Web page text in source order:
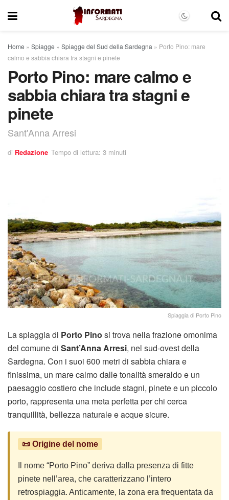
Home » Spiagge » Spiagge del Sud della Sardegna » Porto Pino: mare
calmo e sabbia chiara tra stagni e pinete
Porto Pino: mare calmo e
sabbia chiara tra stagni e
pinete
Sant'Anna Arresi
di Redazione Tempo di lettura: 3 minuti
Spiaggia di Porto Pino
La spiaggia di Porto Pino si trova nella frazione omonima
del comune di Sant’Anna Arresi, nel sud-ovest della
Sardegna. Con i suoi 600 metri di sabbia chiara e
finissima, un mare calmo dalle tonalità smeraldo e un
paesaggio costiero che include stagni, pinete e un piccolo
porto, rappresenta una meta perfetta per chi cerca
tranquillità, bellezza naturale e acque sicure.
📜 Origine del nome
Il nome “Porto Pino” deriva dalla presenza di fitte
pinete nell’area, che caratterizzano l’intero
retrospiaggia. Anticamente, la zona era frequentata da